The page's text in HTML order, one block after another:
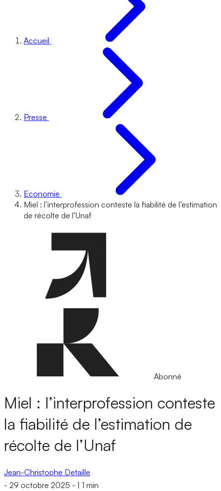
Accueil
Presse
Economie
Miel : l’interprofession conteste la fiabilité de l’estimation
de récolte de l’Unaf
Abonné
Miel : l’interprofession conteste
la fiabilité de l’estimation de
récolte de l’Unaf
Jean-Christophe Detaille
- 29 octobre 2025 - 1 min